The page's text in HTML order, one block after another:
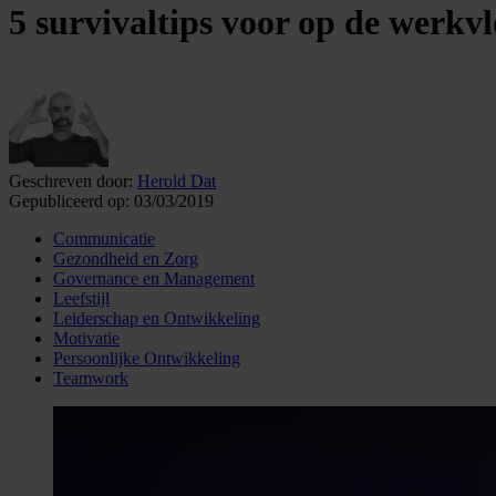
5 survivaltips voor op de
Geschreven door: Herold Dat
Gepubliceerd op: 03/03/2019
Communicatie
Gezondheid en Zorg
Governance en Management
Leefstijl
Leiderschap en Ontwikkeling
Motivatie
Persoonlijke Ontwikkeling
Teamwork